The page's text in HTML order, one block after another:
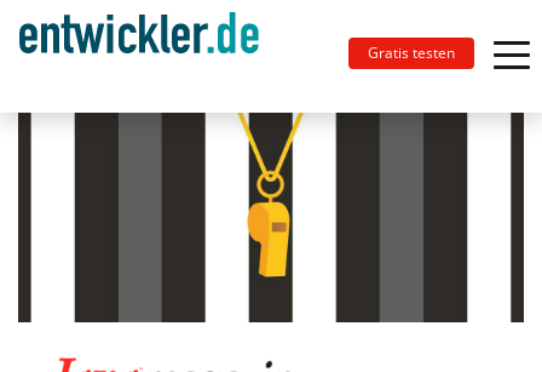
Gratis testen